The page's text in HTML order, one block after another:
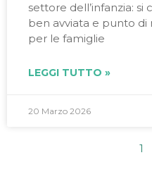
settore dell’infanzia: si
ben avviata e punto
per le famiglie
LEGGI TUTTO »
20 Marzo 2026
1